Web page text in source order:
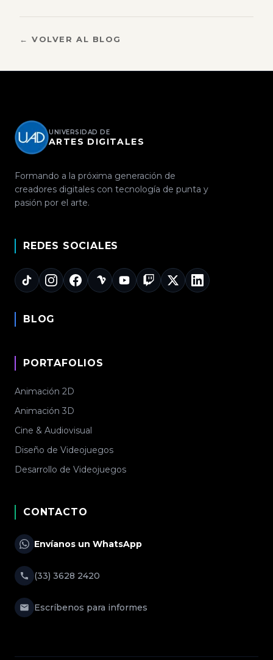
← VOLVER AL BLOG
UNIVERSIDAD DE
ARTES DIGITALES
Formando a la próxima generación de
creadores digitales con tecnología de punta y
pasión por el arte.
REDES SOCIALES
BLOG
PORTAFOLIOS
Animación 2D
Animación 3D
Cine & Audiovisual
Diseño de Videojuegos
Desarrollo de Videojuegos
CONTACTO
Envíanos un WhatsApp
(33) 3628 2420
Escríbenos para informes